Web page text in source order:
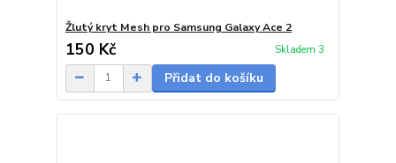
Žlutý kryt Mesh pro Samsung Galaxy Ace 2
150 Kč Skladem 3
Přidat do košíku